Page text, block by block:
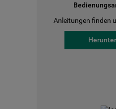
Anleitungen finden